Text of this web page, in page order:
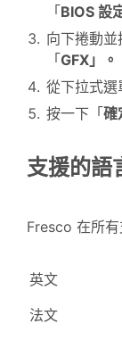
「BIOS 設
向下捲動
「GFX」。
從下拉式選
按一下「確
支援的語
Fresco 在所有
英文
法文